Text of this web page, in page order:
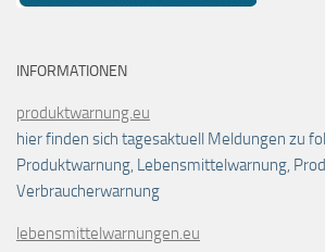
INFORMATIONEN
produktwarnung.eu
hier finden sich tagesaktuell Meldungen zu
Produktwarnung, Lebensmittelwarnung,
Verbraucherwarnung
lebensmittelwarnungen.eu